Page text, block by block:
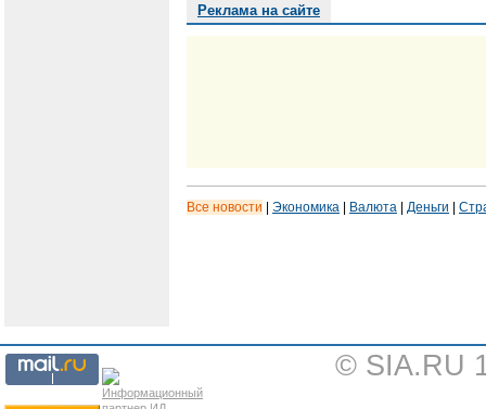
Реклама на сайте
Все новости Экономика Валюта Деньги
© SIA.RU